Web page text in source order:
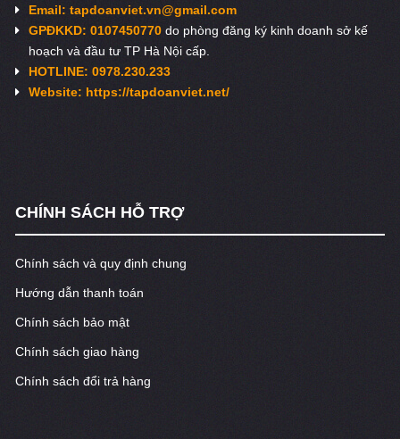
Email:tapdoanviet.vn@gmail.com
GPĐKKD: 0107450770do phòng đăng ký kinh doanh sở kế
hoạch và đầu tư TP Hà Nội cấp.
HOTLINE: 0978.230.233
Website: https://tapdoanviet.net/
CHÍNH SÁCH HỖ TRỢ
Chính sách và quy định chung
Hướng dẫn thanh toán
Chính sách bảo mật
Chính sách giao hàng
Chính sách đổi trả hàng